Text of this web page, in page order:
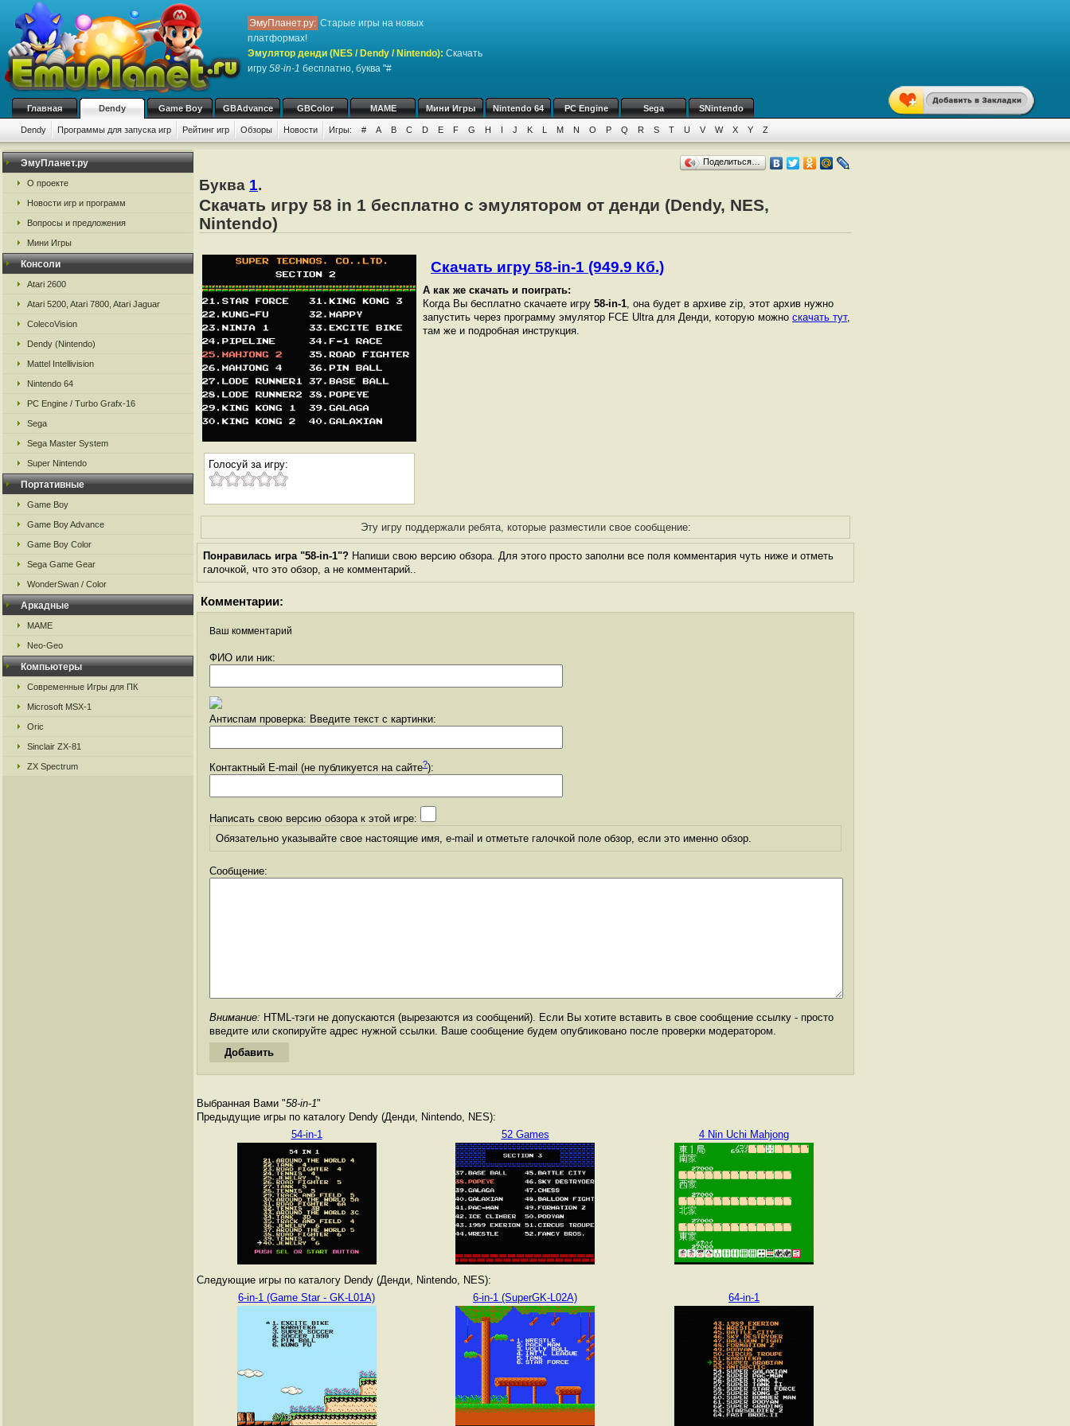
ЭмуПланет.ру: Старые игры на новых
платформах!
Эмулятор денди (NES / Dendy / Nintendo): Скачать
игру 58-in-1 бесплатно, буква "#
Главная Dendy Game Boy GBAdvance GBColor MAME Мини Игры Nintendo 64 PC Engine Sega SNintendo
Dendy Программы для запуска игр Рейтинг игр Обзоры Новости Игры: # A B C D E F G H I J K L M N O P Q R S T U V W X Y Z
ЭмуПланет.ру
О проекте
Новости игр и программ
Вопросы и предложения
Мини Игры
Консоли
Atari 2600
Atari 5200, Atari 7800, Atari Jaguar
ColecoVision
Dendy (Nintendo)
Mattel Intellivision
Nintendo 64
PC Engine / Turbo Grafx-16
Sega
Sega Master System
Super Nintendo
Портативные
Game Boy
Game Boy Advance
Game Boy Color
Sega Game Gear
WonderSwan / Color
Аркадные
MAME
Neo-Geo
Компьютеры
Современные Игры для ПК
Microsoft MSX-1
Oric
Sinclair ZX-81
ZX Spectrum
Поделиться…
Буква 1.
Скачать игру 58 in 1 бесплатно с эмулятором от денди (Dendy, NES,
Nintendo)
Голосуй за игру:
Скачать игру 58-in-1 (949.9 Кб.)
А как же скачать и поиграть:
Когда Вы бесплатно скачаете игру 58-in-1, она будет в архиве zip, этот архив нужно
запустить через программу эмулятор FCE Ultra для Денди, которую можно скачать тут,
там же и подробная инструкция.
Эту игру поддержали ребята, которые разместили свое сообщение:
Понравилась игра "58-in-1"? Напиши свою версию обзора. Для этого просто заполни все поля комментария чуть ниже и отметь
галочкой, что это обзор, а не комментарий..
Комментарии:
Ваш комментарий
ФИО или ник:
Антиспам проверка: Введите текст с картинки:
Контактный E-mail (не публикуется на сайте?):
Написать свою версию обзора к этой игре:
Обязательно указывайте свое настоящие имя, e-mail и отметьте галочкой поле обзор, если это именно обзор.
Сообщение:
Внимание: HTML-тэги не допускаются (вырезаются из сообщений). Если Вы хотите вставить в свое сообщение ссылку - просто
введите или скопируйте адрес нужной ссылки. Ваше сообщение будем опубликовано после проверки модератором.
Выбранная Вами "58-in-1"
Предыдущие игры по каталогу Dendy (Денди, Nintendo, NES):
54-in-1
52 Games 4 Nin Uchi Mahjong
Следующие игры по каталогу Dendy (Денди, Nintendo, NES):
6-in-1 (Game Star - GK-L01A)
6-in-1 (SuperGK-L02A) 64-in-1